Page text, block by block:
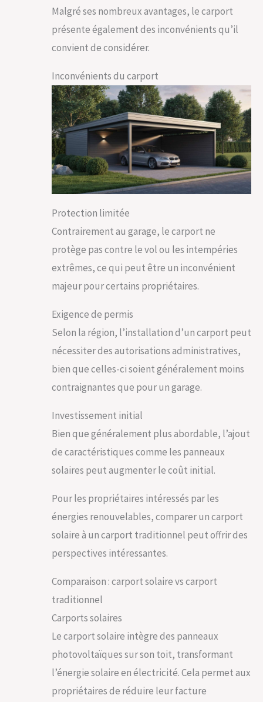
Malgré ses nombreux avantages, le carport
présente également des inconvénients qu’il
convient de considérer.
Inconvénients du carport
Protection limitée
Contrairement au garage, le carport ne
protège pas contre le vol ou les intempéries
extrêmes, ce qui peut être un inconvénient
majeur pour certains propriétaires.
Exigence de permis
Selon la région, l’installation d’un carport peut
nécessiter des autorisations administratives,
bien que celles-ci soient généralement moins
contraignantes que pour un garage.
Investissement initial
Bien que généralement plus abordable, l’ajout
de caractéristiques comme les panneaux
solaires peut augmenter le coût initial.
Pour les propriétaires intéressés par les
énergies renouvelables, comparer un carport
solaire à un carport traditionnel peut offrir des
perspectives intéressantes.
Comparaison : carport solaire vs carport
traditionnel
Carports solaires
Le carport solaire intègre des panneaux
photovoltaïques sur son toit, transformant
l’énergie solaire en électricité. Cela permet aux
propriétaires de réduire leur facture